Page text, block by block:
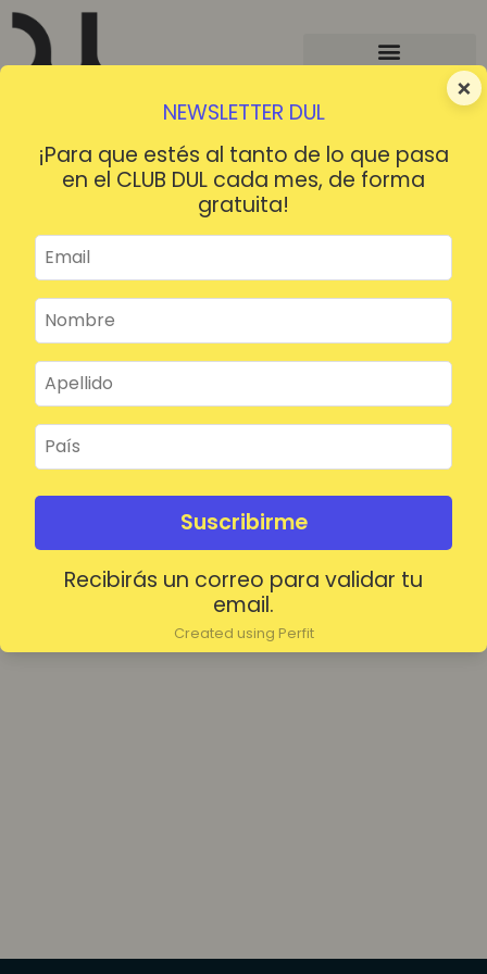
×
NEWSLETTER DUL
¡Para que estés al tanto de lo que pasa
en el CLUB DUL cada mes, de forma
gratuita!
Suscribirme
Recibirás un correo para validar tu
email.
Created using Perfit
¡HOLA!
Mantenerme conectado
Acceder